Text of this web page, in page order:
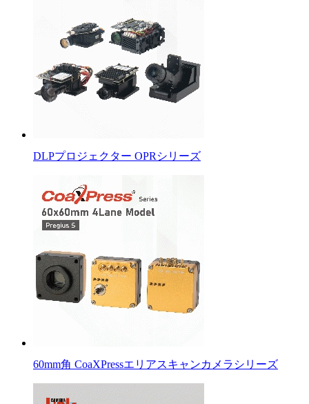
DLPプロジェクター OPRシリーズ
60mm角 CoaXPressエリアスキャンカメラシリーズ